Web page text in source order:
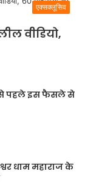
एक्सक्लूसिव
वीडियो,
से पहले इस फैसले से
धाम महाराज के